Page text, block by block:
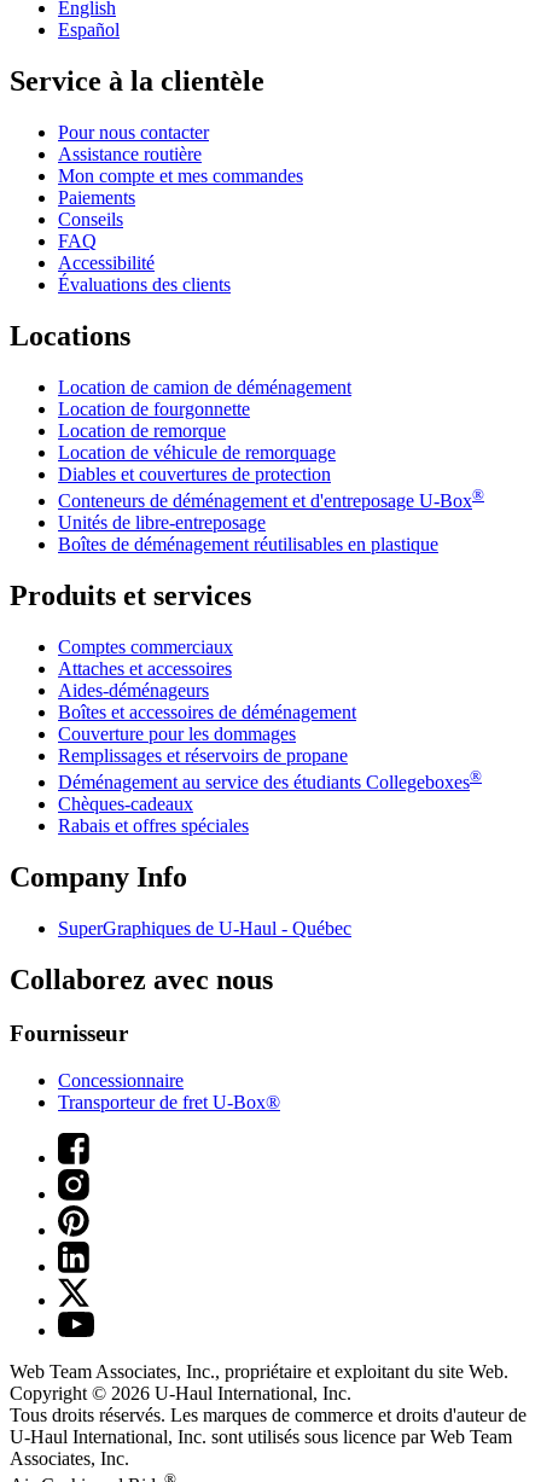
English
Español
Service à la clientèle
Pour nous contacter
Assistance routière
Mon compte et mes commandes
Paiements
Conseils
FAQ
Accessibilité
Évaluations des clients
Locations
Location de camion de déménagement
Location de fourgonnette
Location de remorque
Location de véhicule de remorquage
Diables et couvertures de protection
Conteneurs de déménagement et d'entreposage U-Box®
Unités de libre-entreposage
Boîtes de déménagement réutilisables en plastique
Produits et services
Comptes commerciaux
Attaches et accessoires
Aides-déménageurs
Boîtes et accessoires de déménagement
Couverture pour les dommages
Remplissages et réservoirs de propane
Déménagement au service des étudiants Collegeboxes®
Chèques-cadeaux
Rabais et offres spéciales
Company Info
SuperGraphiques de U-Haul - Québec
Collaborez avec nous
Fournisseur
Concessionnaire
Transporteur de fret U-Box®
Web Team Associates, Inc., propriétaire et exploitant du site Web.
Copyright © 2026 U-Haul International, Inc.
Tous droits réservés. Les marques de commerce et droits d'auteur de
U-Haul International, Inc. sont utilisés sous licence par Web Team
Associates, Inc.